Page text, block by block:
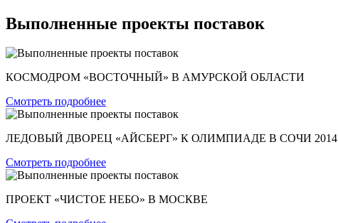
Выполненные проекты поставок
КОСМОДРОМ «ВОСТОЧНЫЙ» В АМУРСКОЙ ОБЛАСТИ
Смотреть подробнее
ЛЕДОВЫЙ ДВОРЕЦ «АЙСБЕРГ» К ОЛИМПИАДЕ В СОЧИ 2014
Смотреть подробнее
ПРОЕКТ «ЧИСТОЕ НЕБО» В МОСКВЕ